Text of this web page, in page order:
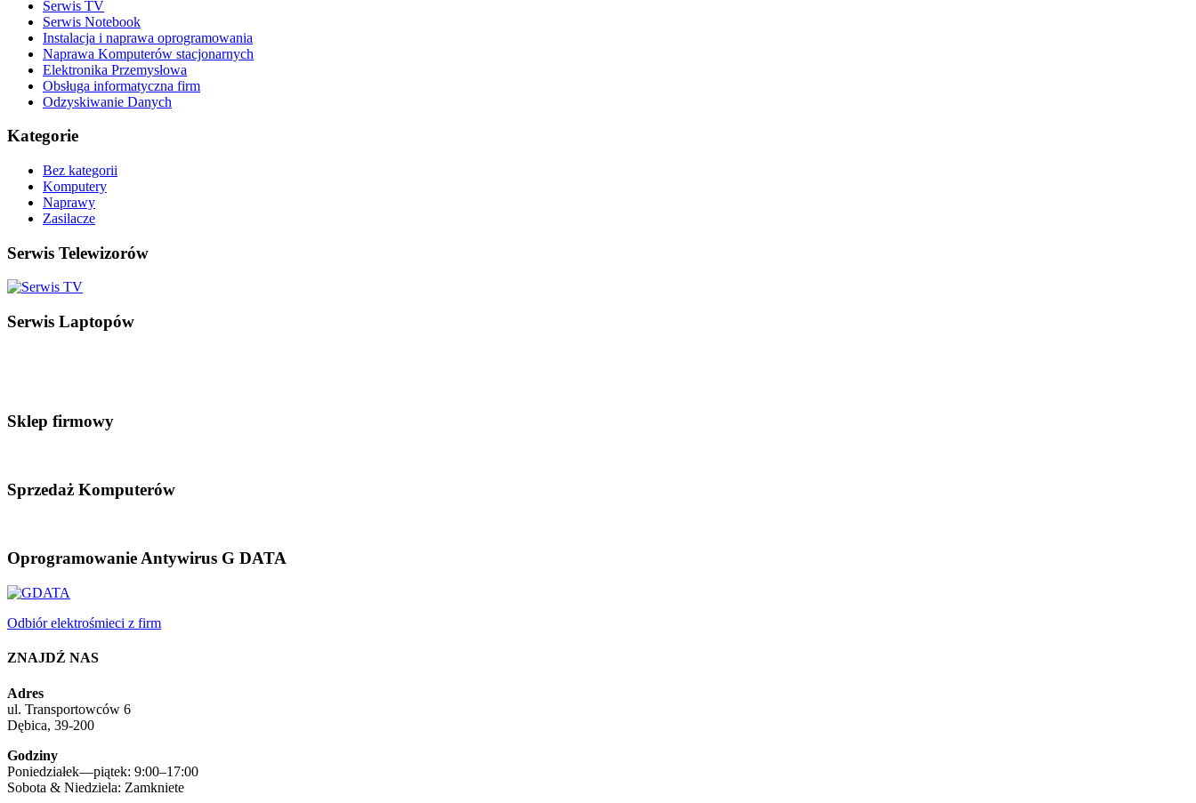
Serwis TV
Serwis Notebook
Instalacja i naprawa oprogramowania
Naprawa Komputerów stacjonarnych
Elektronika Przemysłowa
Obsługa informatyczna firm
Odzyskiwanie Danych
Kategorie
Bez kategorii
Komputery
Naprawy
Zasilacze
Serwis Telewizorów
Serwis Laptopów
Sklep firmowy
Sprzedaż Komputerów
Oprogramowanie Antywirus G DATA
Odbiór elektrośmieci z firm
ZNAJDŹ NAS
Adres
ul. Transportowców 6
Dębica, 39-200
Godziny
Poniedziałek—piątek: 9:00–17:00
Sobota & Niedziela: Zamkniete